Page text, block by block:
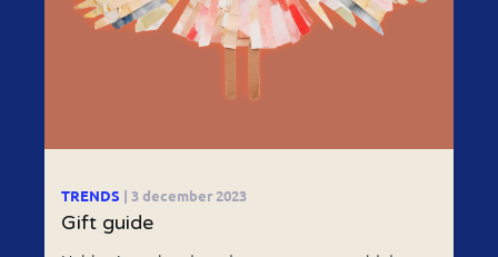
TRENDS | 3 december 2023
Gift guide